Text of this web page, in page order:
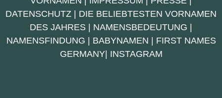
DATENSCHUTZ
DIE BELIEBTESTEN VORNAMEN
DES JAHRES
NAMENSBEDEUTUNG
NAMENSFINDUNG
BABYNAMEN
FIRST NAMES
GERMANY| INSTAGRAM